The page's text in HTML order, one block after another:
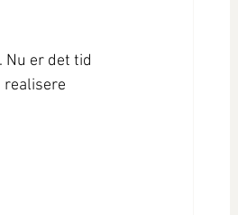
Nu er det tid
realisere